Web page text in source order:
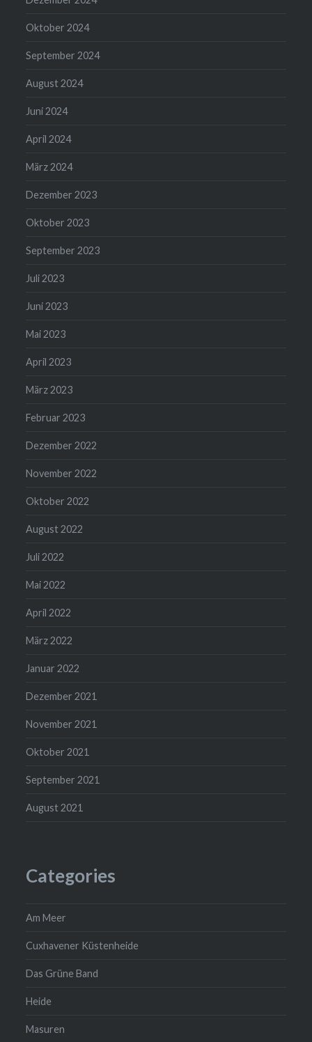
Oktober 2024
September 2024
August 2024
Juni 2024
April 2024
März 2024
Dezember 2023
Oktober 2023
September 2023
Juli 2023
Juni 2023
Mai 2023
April 2023
März 2023
Februar 2023
Dezember 2022
November 2022
Oktober 2022
August 2022
Juli 2022
Mai 2022
April 2022
März 2022
Januar 2022
Dezember 2021
November 2021
Oktober 2021
September 2021
August 2021
Categories
Am Meer
Cuxhavener Küstenheide
Das Grüne Band
Heide
Masuren